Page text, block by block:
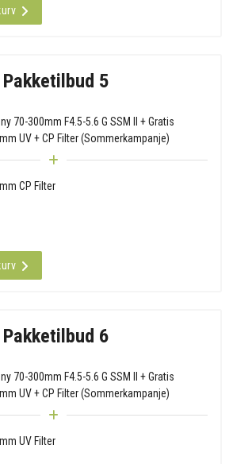
Pakketilbud 5
70-300mm F4.5-5.6 G SSM II + Gratis
UV + CP Filter (Sommerkampanje)
CP Filter
Pakketilbud 6
70-300mm F4.5-5.6 G SSM II + Gratis
UV + CP Filter (Sommerkampanje)
UV Filter